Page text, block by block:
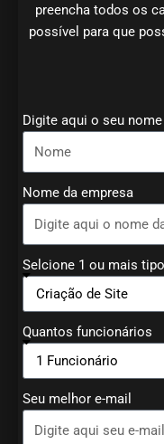
preencha todos os
possível para que
Digite aqui o seu nome
Nome da empresa
Selcione 1 ou mais
Quantos funcionários
Seu melhor e-mail